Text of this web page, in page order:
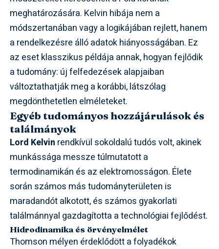
meghatározására. Kelvin hibája nem a
módszertanában vagy a logikájában rejlett, hanem
a rendelkezésre álló adatok hiányosságában. Ez
az eset klasszikus példája annak, hogyan fejlődik
a tudomány: új felfedezések alapjaiban
változtathatják meg a korábbi, látszólag
megdönthetetlen elméleteket.
Egyéb tudományos hozzájárulások és
találmányok
Lord Kelvin rendkívül sokoldalú tudós volt, akinek
munkássága messze túlmutatott a
termodinamikán és az elektromosságon. Élete
során számos más tudományterületen is
maradandót alkotott, és számos gyakorlati
találmánnyal gazdagította a technológiai fejlődést.
Hidrodinamika és örvényelmélet
Thomson mélyen érdeklődött a folyadékok